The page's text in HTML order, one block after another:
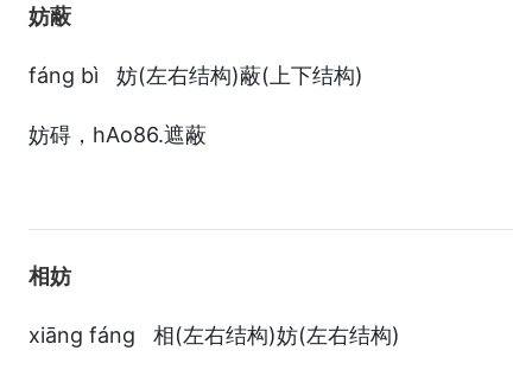
妨蔽
fáng bì 妨(左右结构)蔽(上下结构)
妨碍，hAo86.遮蔽
相妨
xiāng fáng 相(左右结构)妨(左右结构)